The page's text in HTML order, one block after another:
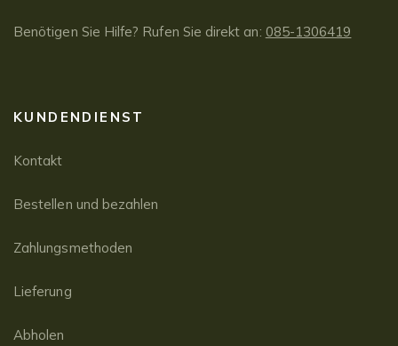
Benötigen Sie Hilfe? Rufen Sie direkt an: 085-1306419
KUNDENDIENST
Kontakt
Bestellen und bezahlen
Zahlungsmethoden
Lieferung
Abholen